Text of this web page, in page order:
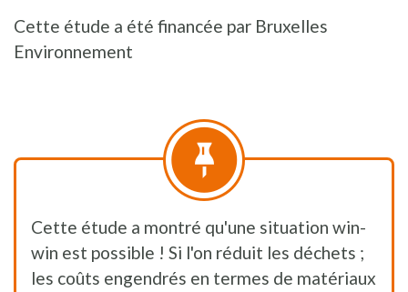
Cette étude a été financée par Bruxelles
Environnement
Cette étude a montré qu'une situation win-
win est possible ! Si l'on réduit les déchets ;
les coûts engendrés en termes de matériaux